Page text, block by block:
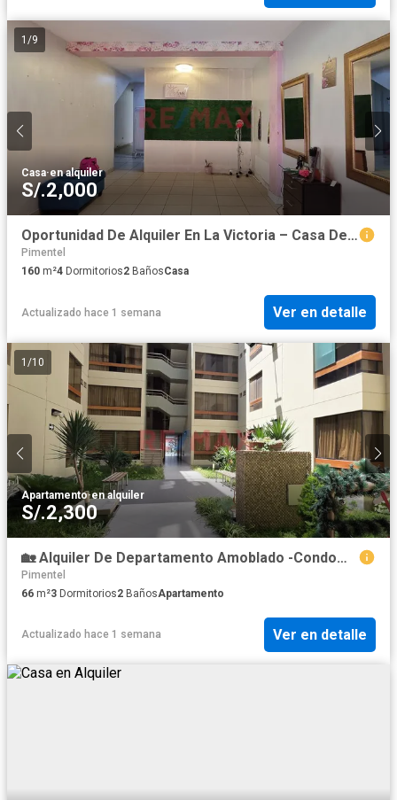
1 /9
Casa·en alquiler
S/.2,000
Oportunidad De Alquiler En La Victoria – Casa De 2 Pisos
Pimentel
160 m²4 Dormitorios2 BañosCasa
Actualizado hace 1 semana Ver en detalle
1 /10
Apartamento·en alquiler
S/.2,300
🏡 Alquiler De Departamento Amoblado -Condominio Orfebres Chiclayo
Pimentel
66 m²3 Dormitorios2 BañosApartamento
Actualizado hace 1 semana Ver en detalle